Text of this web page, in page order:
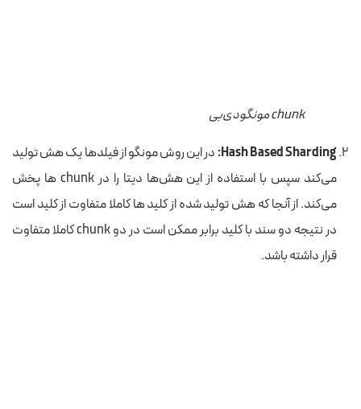
chunk مونگودی‌بی
Hash Based Sharding: در این روش مونگو از فیلدها یک هش تولید
می‌کند سپس با استفاده از این هش‌ها دیتا را در chunk ها پخش
می‌کند. از آنجا که هش تولید شده از کلید ها کاملا متفاوت از کلید است
در نتیجه دو سند با کلید برابر ممکن است در دو chunk کاملا متفاوت
قرار داشته باشد.